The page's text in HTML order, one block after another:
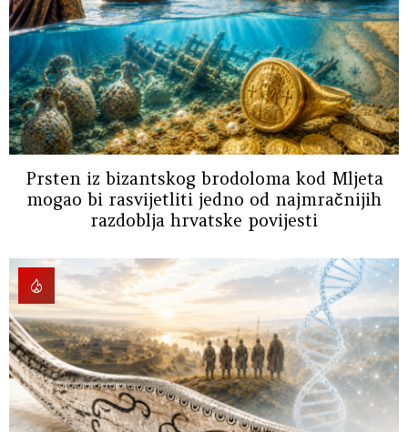
Prsten iz bizantskog brodoloma kod Mljeta
mogao bi rasvijetliti jedno od najmračnijih
razdoblja hrvatske povijesti